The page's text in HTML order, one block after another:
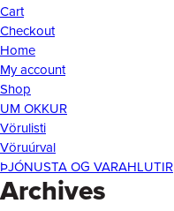
Cart
Checkout
Home
My account
Shop
UM OKKUR
Vörulisti
Vöruúrval
ÞJÓNUSTA OG VARAHLUTIR
Archives